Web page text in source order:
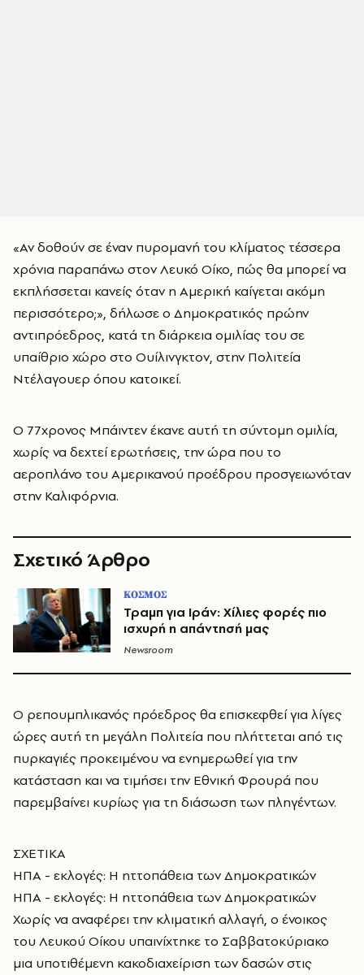
«Αν δοθούν σε έναν πυρομανή του κλίματος τέσσερα
χρόνια παραπάνω στον Λευκό Οίκο, πώς θα μπορεί να
εκπλήσσεται κανείς όταν η Αμερική καίγεται ακόμη
περισσότερο;», δήλωσε ο Δημοκρατικός πρώην
αντιπρόεδρος, κατά τη διάρκεια ομιλίας του σε
υπαίθριο χώρο στο Ουίλινγκτον, στην Πολιτεία
Ντέλαγουερ όπου κατοικεί.
O 77χρονος Μπάιντεν έκανε αυτή τη σύντομη ομιλία,
χωρίς να δεχτεί ερωτήσεις, την ώρα που το
αεροπλάνο του Αμερικανού προέδρου προσγειωνόταν
στην Καλιφόρνια.
Σχετικό Άρθρο
ΚΟΣΜΟΣ
Τραμπ για Ιράν: Χίλιες φορές πιο
ισχυρή η απάντησή μας
Newsroom
Ο ρεπουμπλικανός πρόεδρος θα επισκεφθεί για λίγες
ώρες αυτή τη μεγάλη Πολιτεία που πλήττεται από τις
πυρκαγιές προκειμένου να ενημερωθεί για την
κατάσταση και να τιμήσει την Εθνική Φρουρά που
παρεμβαίνει κυρίως για τη διάσωση των πληγέντων.
ΣΧΕΤΙΚΑ
ΗΠΑ - εκλογές: Η ηττοπάθεια των Δημοκρατικών
ΗΠΑ - εκλογές: Η ηττοπάθεια των Δημοκρατικών
Χωρίς να αναφέρει την κλιματική αλλαγή, ο ένοικος
του Λευκού Οίκου υπαινίχτηκε το Σαββατοκύριακο
μια υποτιθέμενη κακοδιαχείριση των δασών στις